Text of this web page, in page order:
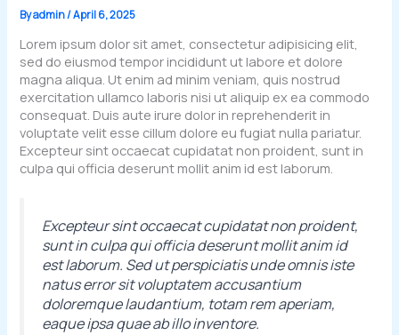
Byadmin/April 6, 2025
Lorem ipsum dolor sit amet, consectetur adipisicing elit,
sed do eiusmod tempor incididunt ut labore et dolore
magna aliqua. Ut enim ad minim veniam, quis nostrud
exercitation ullamco laboris nisi ut aliquip ex ea commodo
consequat. Duis aute irure dolor in reprehenderit in
voluptate velit esse cillum dolore eu fugiat nulla pariatur.
Excepteur sint occaecat cupidatat non proident, sunt in
culpa qui officia deserunt mollit anim id est laborum.
Excepteur sint occaecat cupidatat non proident,
sunt in culpa qui officia deserunt mollit anim id
est laborum. Sed ut perspiciatis unde omnis iste
natus error sit voluptatem accusantium
doloremque laudantium, totam rem aperiam,
eaque ipsa quae ab illo inventore.